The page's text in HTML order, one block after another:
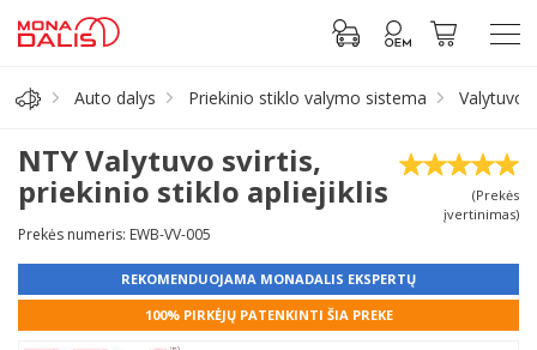
Alyva, tepalai
Antifrizas
Akumuliatorius
Auto dalys Priekinio stiklo valymo sistema Valytuvo
NTY Valytuvo svirtis,
priekinio stiklo apliejiklis
(Prekės
įvertinimas)
Prekės numeris: EWB-VV-005
REKOMENDUOJAMA MONADALIS EKSPERTŲ
100% PIRKĖJŲ PATENKINTI ŠIA PREKE